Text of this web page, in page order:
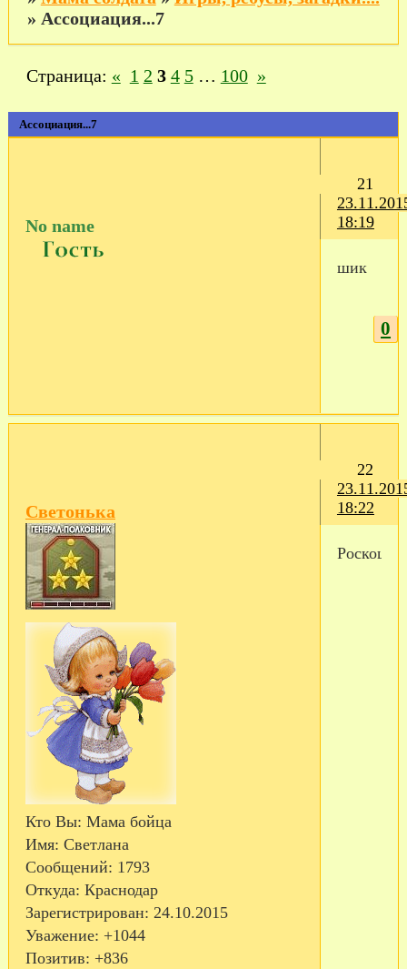
» Ассоциация...7
Ассоциация...7
Страница: « 1 2 3 4 5 … 100 »
21
18:19
No name
шик
0
22
18:22
Светонька
Кто Вы: Мама бойца
Имя: Светлана
Сообщений: 1793
Откуда: Краснодар
Зарегистрирован: 24.10.2015
Уважение: +1044
Позитив: +836
Роскошь